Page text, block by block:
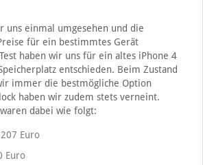
uns einmal umgesehen und die
für ein bestimmtes Gerät
haben wir uns für ein altes iPhone 4
entschieden. Beim Zustand
immer die bestmögliche Option
haben wir zudem stets verneint.
dabei wie folgt:
Euro
Euro